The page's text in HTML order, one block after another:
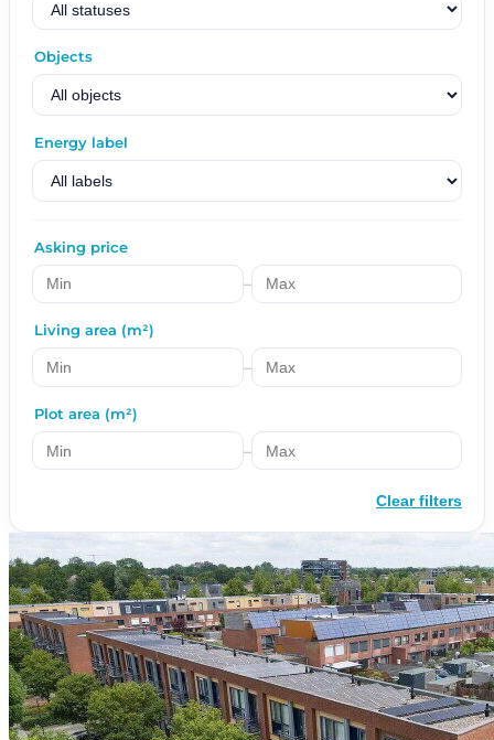
Objects
Energy label
Asking price
–
Living area (m²)
–
Plot area (m²)
–
Clear filters